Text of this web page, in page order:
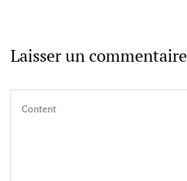
Laisser un commentaire